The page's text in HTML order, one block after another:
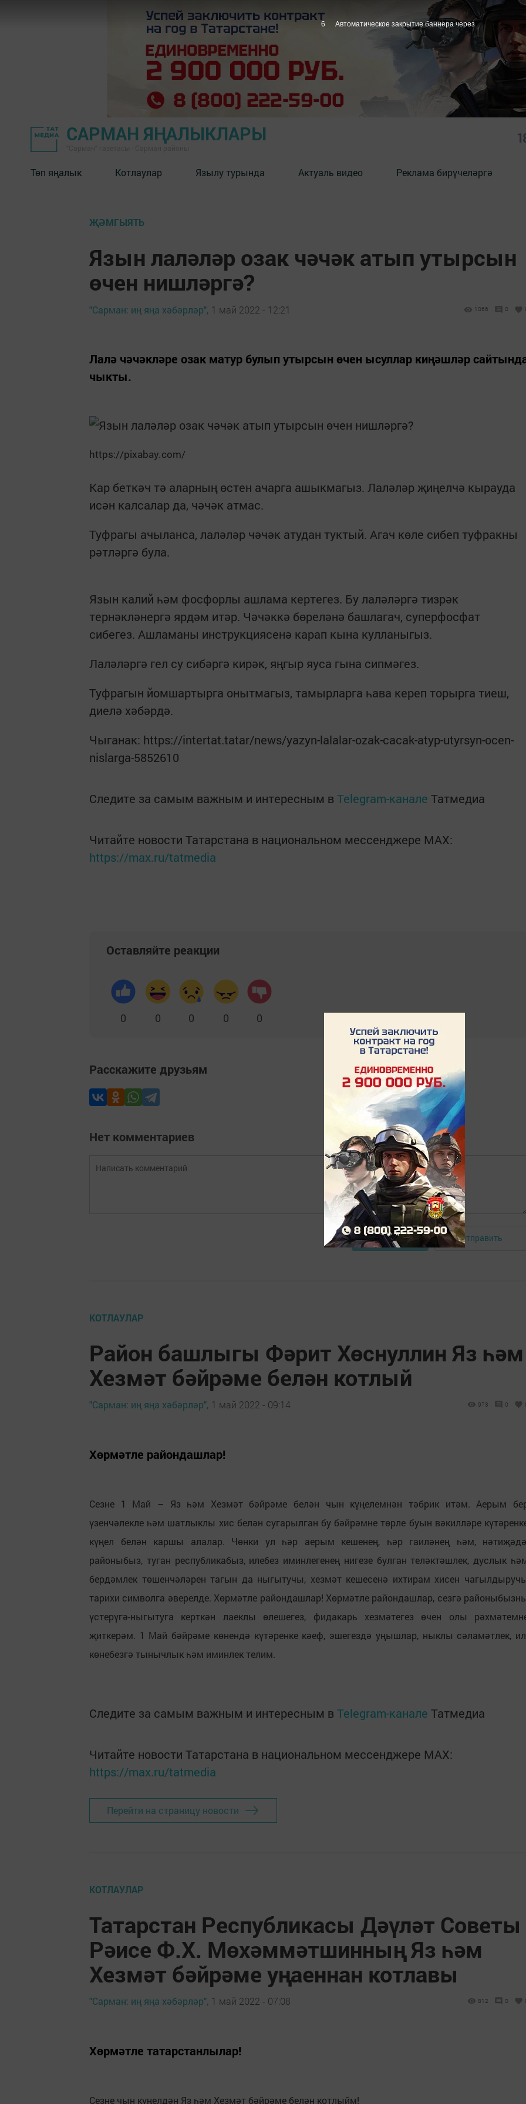
САРМАН ЯҢАЛЫКЛАРЫ
Төп яңалык Котлаулар Язылу турында Актуаль видео Реклама бирүчеләргә
ҖӘМГЫЯТЬ
Язын лаләләр озак чәчәк атып утырсын
өчен нишләргә?
"Сарман: иң яңа хәбәрләр", 1 май 2022 - 12:21 1066 0
Лалә чәчәкләре озак матур булып утырсын өчен ысуллар киңәшләр
чыкты.
https://pixabay.com/
Кар беткәч тә аларның өстен ачарга ашыкмагыз. Лаләләр җиңелчә кырауда
исән калсалар да, чәчәк атмас.
Туфрагы ачыланса, лаләләр чәчәк атудан туктый. Агач көле сибеп туфракны
рәтләргә була.
Язын калий һәм фосфорлы ашлама кертегез. Бу лаләләргә тизрәк
тернәкләнергә ярдәм итәр. Чәчәккә бөреләнә башлагач, суперфосфат
сибегез. Ашламаны инструкциясенә карап кына кулланыгыз.
Лаләләргә гел су сибәргә кирәк, яңгыр яуса гына сипмәгез.
Туфрагын йомшартырга онытмагыз, тамырларга һава кереп торырга тиеш,
диелә хәбәрдә.
Чыганак: https://intertat.tatar/news/yazyn-lalalar-ozak-cacak-atyp-utyrsyn-ocen-
nislarga-5852610
Следите за самым важным и интересным в Telegram-канале Татмедиа
Читайте новости Татарстана в национальном мессенджере MАХ:
https://max.ru/tatmedia
Оставляйте реакции
0 0 0 0 0
Расскажите друзьям
Нет комментариев
Авторизоваться Отправить
КОТЛАУЛАР
Район башлыгы Фәрит Хөснуллин Яз һәм
Хезмәт бәйрәме белән котлый
"Сарман: иң яңа хәбәрләр", 1 май 2022 - 09:14 973 0
Хөрмәтле райондашлар!
Сезне 1 Май – Яз һәм Хезмәт бәйрәме белән чын күңелемнән тәбрик итәм. Аерым
үзенчәлекле һәм шатлыклы хис белән сугарылган бу бәйрәмне төрле буын вәкилләре
күңел белән каршы алалар. Чөнки ул һәр аерым кешенең, һәр гаиләнең һәм,
районыбыз, туган республикабыз, илебез иминлегенең нигезе булган теләктәшлек, дуслык
бердәмлек төшенчәләрен тагын да ныгытучы, хезмәт кешесенә ихтирам хисен
тарихи символга әверелде. Хөрмәтле райондашлар! Хөрмәтле райондашлар, сезгә
үстерүгә-ныгытуга керткән лаеклы өлешегез, фидакарь хезмәтегез өчен олы
җиткерәм. 1 Май бәйрәме көнендә күтәренке кәеф, эшегездә уңышлар, ныклы сәламәтлек,
көнебезгә тынычлык һәм иминлек телим.
Следите за самым важным и интересным в Telegram-канале Татмедиа
Читайте новости Татарстана в национальном мессенджере MАХ:
https://max.ru/tatmedia
Перейти на страницу новости
КОТЛАУЛАР
Татарстан Республикасы Дәүләт Советы
Рәисе Ф.Х. Мөхәммәтшинның Яз һәм
Хезмәт бәйрәме уңаеннан котлавы
"Сарман: иң яңа хәбәрләр", 1 май 2022 - 07:08 812 0
Хөрмәтле татарстанлылар!
Сезне чын күңелдән Яз һәм Хезмәт бәйрәме белән котлыйм!
5 Автоматическое закрытие баннера через